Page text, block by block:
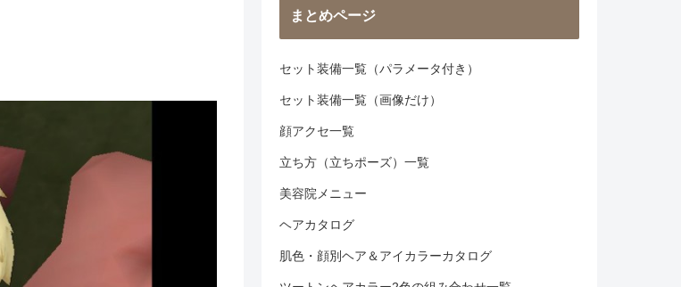
まとめページ
セット装備一覧（パラメータ付き）
セット装備一覧（画像だけ）
顔アクセ一覧
立ち方（立ちポーズ）一覧
美容院メニュー
ヘアカタログ
肌色・顔別ヘア＆アイカラーカタログ